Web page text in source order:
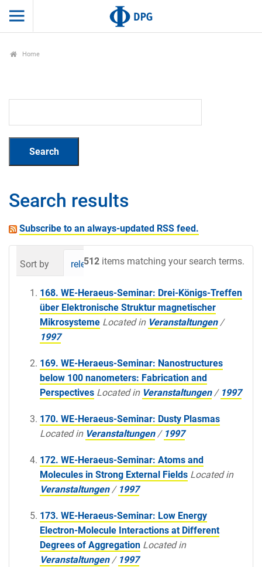
Home
Search results
Subscribe to an always-updated RSS feed.
512 items matching your search terms.
Sort by relevance date (newest first)
168. WE-Heraeus-Seminar: Drei-Königs-Treffen
über Elektronische Struktur magnetischer
Mikrosysteme Located in Veranstaltungen /
1997
169. WE-Heraeus-Seminar: Nanostructures
below 100 nanometers: Fabrication and
Perspectives Located in Veranstaltungen / 1997
170. WE-Heraeus-Seminar: Dusty Plasmas
Located in Veranstaltungen / 1997
172. WE-Heraeus-Seminar: Atoms and
Molecules in Strong External Fields Located in
Veranstaltungen / 1997
173. WE-Heraeus-Seminar: Low Energy
Electron-Molecule Interactions at Different
Degrees of Aggregation Located in
Veranstaltungen / 1997